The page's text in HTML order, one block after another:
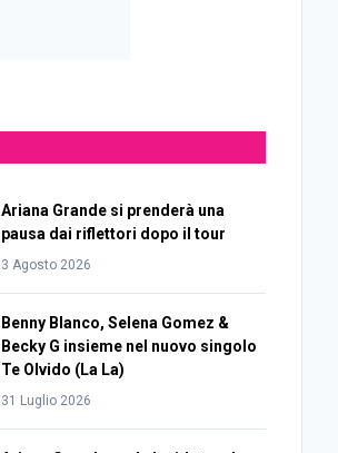
Ariana Grande si prenderà una
pausa dai riflettori dopo il tour
3 Agosto 2026
Benny Blanco, Selena Gomez &
Becky G insieme nel nuovo singolo
Te Olvido (La La)
31 Luglio 2026